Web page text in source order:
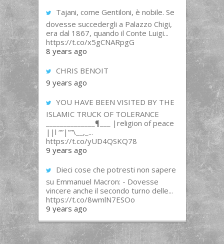
Tajani, come Gentiloni, è nobile. Se
dovesse succedergli a Palazzo Chigi,
era dal 1867, quando il Conte Luigi...
https://t.co/x5gCNARpgG
8 years ago
CHRIS BENOIT
9 years ago
YOU HAVE BEEN VISITED BY THE
ISLAMIC TRUCK OF TOLERANCE
______________¶___ |religion of peace
||l “”|””\__,_...
https://t.co/yUD4QSKQ78
9 years ago
Dieci cose che potresti non sapere
su Emmanuel Macron: - Dovesse
vincere anche il secondo turno delle...
https://t.co/8wmlN7ESOo
9 years ago